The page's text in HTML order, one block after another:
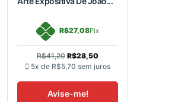
R$27,08Pix
R$41,20 R$28,50
5x de R$5,70 sem juros
Avise-me!